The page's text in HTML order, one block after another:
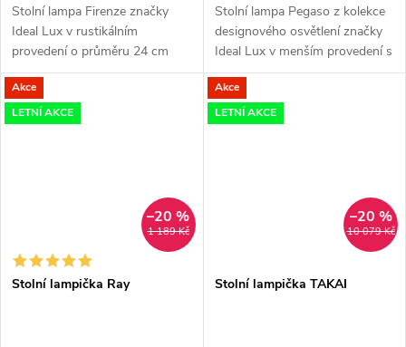
Stolní lampa Firenze značky
Ideal Lux v rustikálním
provedení o průměru 24 cm
nabídne ideální osvětlení při
čtení, relaxi či práci na počítači
v obývacím pokoji, ložnici či...
Stolní lampa Pegaso z kolekce
designového osvětlení značky
Ideal Lux v menším provedení s
průměrem 18 cm je ideální
volbou pro osvícení obývacího
pokoje, ložnice či pracovny.
Akce
LETNÍ AKCE
1 189 Kč
–20 %
Stolní lampička Ray
Akce
LETNÍ AKCE
10 079 Kč
–20 %
Stolní lampička TAKAI